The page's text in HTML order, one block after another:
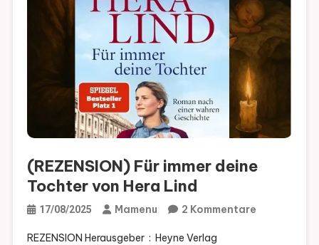
(REZENSION) Für immer deine
Tochter von Hera Lind
17/08/2025 Mamenu 2 KommentareZu
REZENSION Herausgeber ‏ : ‎ Heyne Verlag